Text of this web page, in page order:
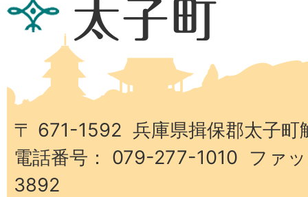
庫
子
町
〒 671-1592 兵庫県揖保郡太子町
電話番号： 079-277-1010 ファ
3892